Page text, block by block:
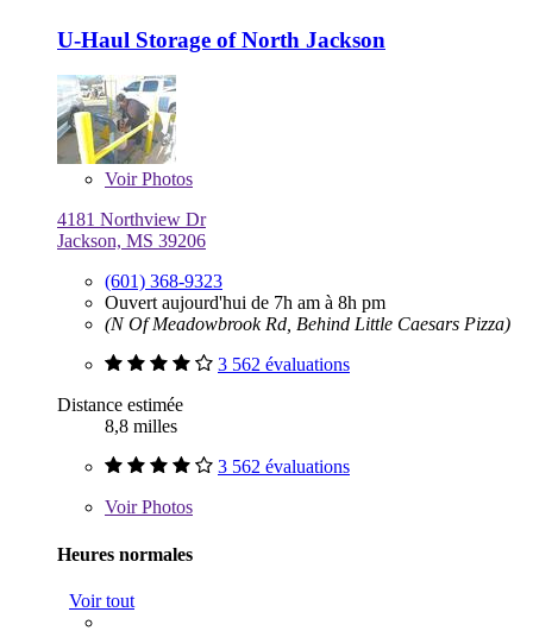
U-Haul Storage of North Jackson
VoirPhotos
4181 Northview Dr
Jackson, MS 39206
(601) 368-9323
Ouvert aujourd'hui de 7h am à 8h pm
(N Of Meadowbrook Rd, Behind Little Caesars Pizza)
3 562 évaluations
Distance estimée
8,8 milles
3 562 évaluations
VoirPhotos
Heures normales
Voir tout